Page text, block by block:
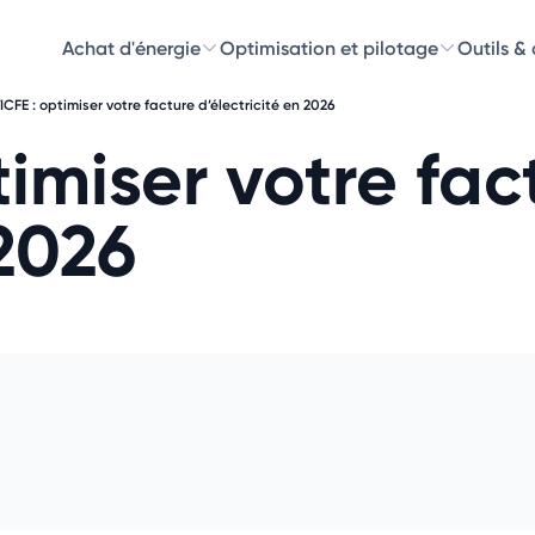
Achat d'énergie Optimisation et pilotage Outils &
: optimiser votre facture d’électricité en 2026
votreChoisissez les